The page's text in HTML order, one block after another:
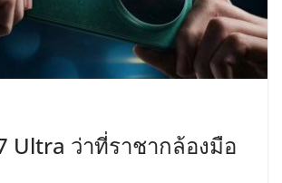
Ultra ว่าที่ราชากล้องมือ